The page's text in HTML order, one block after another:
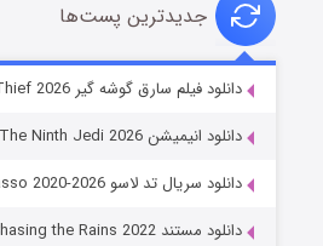
خاندان اژدها فصل
جدیدترین پست‌ها
دانلود فیلم سارق گوشه گیر The Isolate Thief 2026
دانلود انیمیشن Star Wars: The Ninth Jedi 2026
دانلود سریال تد لاسو Ted Lasso 2020-2026
دانلود مستند Chasing the Rains 2022